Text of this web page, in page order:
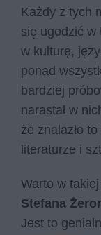
Każdy z tych
się ugodzić w
w kulturę,
ponad
bardziej
narastał w
że znalazło
literaturze i
Warto w
Stefana
Jest to